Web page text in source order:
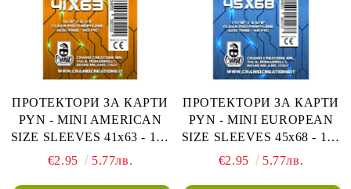
ПРОТЕКТОРИ ЗА КАРТИ
PYN - MINI AMERICAN
SIZE SLEEVES 41x63 - 100
БР. ПРОЗРАЧНИ
€2.95 5.77лв.
ПРОТЕКТОРИ ЗА КАРТИ
PYN - MINI EUROPEAN
SIZE SLEEVES 45x68 - 100
БР. ПРОЗРАЧНИ
€2.95 5.77лв.